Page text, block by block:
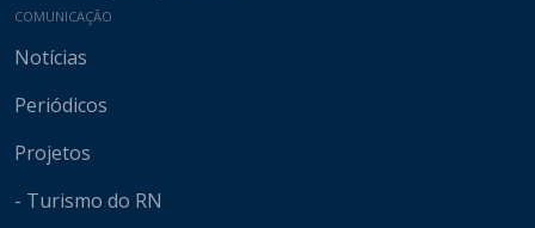
COMUNICAÇÃO
Notícias
Periódicos
Projetos
- Turismo do RN